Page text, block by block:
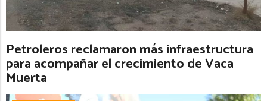
Petroleros reclamaron más infraestructura
para acompañar el crecimiento de Vaca
Muerta